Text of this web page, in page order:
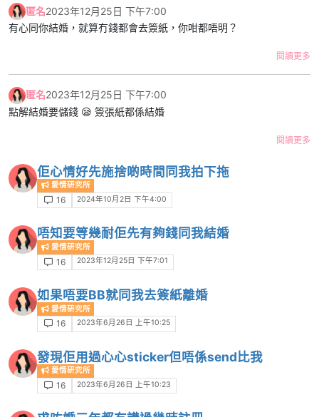
匿名2023年12月25日 下午7:00
有心同你結婚，就算冇錢都會去簽紙，你咁都唔明？
閱讀更多
匿名2023年12月25日 下午7:00
點解結婚要儲錢 😪 簽張紙都係結婚
閱讀更多
佢心情好先施捨啲時間同我拍下拖
愛情研究所
16 2024年10月2日 下午4:00
唔知要等幾耐佢先有夠錢同我結婚
愛情研究所
16 2023年12月25日 下午7:01
如果唔要BB就同我去簽紙離婚
愛情研究所
16 2023年6月26日 上午10:25
發現佢用過心心sticker但唔係send比我
愛情研究所
16 2023年6月26日 上午10:23